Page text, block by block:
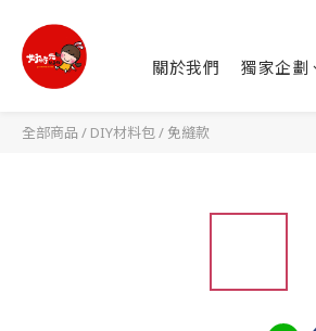
關於我們 獨家企劃
全部商品 / DIY材料包/ 免縫款